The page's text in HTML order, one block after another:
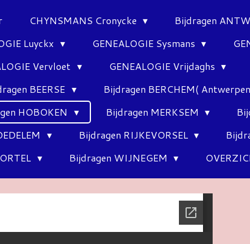
CHYNSMANS Cronycke
Bijdragen
Luyckx GENEALOGIE Sysmans
Vervloet GENEALOGIE Vrijdaghs
BEERSE
Bijdragen BERCHEM(
HOBOKEN Bijdragen MERKSEM
Bijdragen RIJKEVORSEL
Bijdragen WIJNEGEM